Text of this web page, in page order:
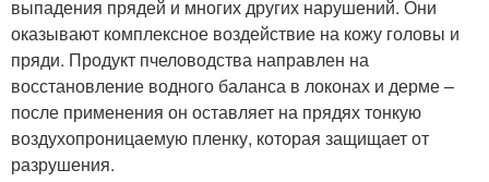
выпадения прядей и многих других нарушений. Они
оказывают комплексное воздействие на кожу головы и
пряди. Продукт пчеловодства направлен на
восстановление водного баланса в локонах и дерме –
после применения он оставляет на прядях тонкую
воздухопроницаемую пленку, которая защищает от
разрушения.